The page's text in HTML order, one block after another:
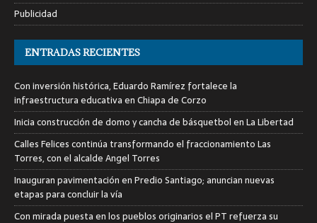
Publicidad
ENTRADAS RECIENTES
Con inversión histórica, Eduardo Ramírez fortalece la
infraestructura educativa en Chiapa de Corzo
Inicia construcción de domo y cancha de básquetbol en La Libertad
Calles Felices continúa transformando el fraccionamiento Las
Torres, con el alcalde Angel Torres
Inauguran pavimentación en Predio Santiago; anuncian nuevas
etapas para concluir la vía
Con mirada puesta en los pueblos originarios el PT refuerza su